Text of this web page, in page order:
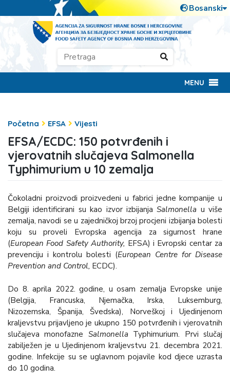
MENU
Početna EFSA Vijesti
EFSA/ECDC: 150 potvrđenih i
vjerovatnih slučajeva Salmonella
Typhimurium u 10 zemalja
Čokoladni proizvodi proizvedeni u fabrici jedne kompanije u
Belgiji identificirani su kao izvor izbijanjaSalmonella u više
zemalja, navodi se u zajedničkoj brzoj procjeni izbijanja bolesti
koju su proveli Evropska agencija za sigurnost hrane
(European Food Safety Authority, EFSA) i Evropski centar za
prevenciju i kontrolu bolesti (European Centre for Disease
Prevention and Control, ECDC).
Do 8. aprila 2022. godine, u osam zemalja Evropske unije
(Belgija, Francuska, Njemačka, Irska, Luksemburg,
Nizozemska, Španija, Švedska), Norveškoj i Ujedinjenom
kraljevstvu prijavljeno je ukupno 150 potvrđenih i vjerovatnih
slučajeva monofazne Salmonella Typhimurium. Prvi slučaj
zabilježen je u Ujedinjenom kraljevstvu 21. decembra 2021.
godine. Infekcije su se uglavnom pojavile kod djece uzrasta
do 10 godina.